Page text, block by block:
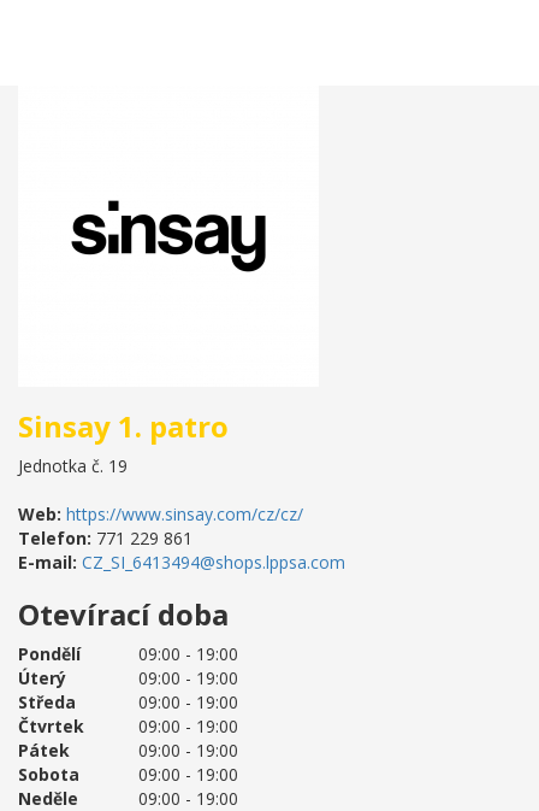
Sinsay 1. patro
Jednotka č. 19
Web: https://www.sinsay.com/cz/cz/
Telefon: 771 229 861
E-mail: CZ_SI_6413494@shops.lppsa.com
Otevírací doba
Pondělí
09:00 - 19:00
Úterý
09:00 - 19:00
Středa
09:00 - 19:00
Čtvrtek
09:00 - 19:00
Pátek
09:00 - 19:00
Sobota
09:00 - 19:00
Neděle
09:00 - 19:00